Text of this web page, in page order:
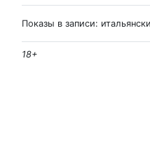
Показы в записи:
18+